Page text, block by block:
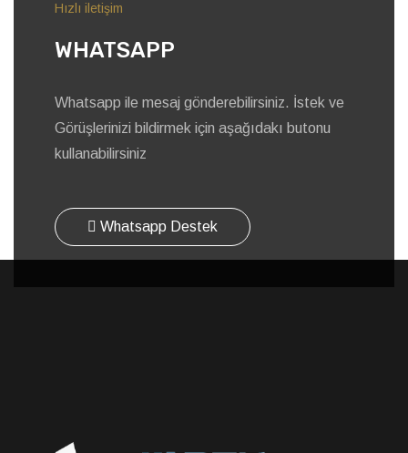
Hızlı iletişim
WHATSAPP
Whatsapp ile mesaj gönderebilirsiniz. İstek ve
Görüşlerinizi bildirmek için aşağıdakı butonu
kullanabilirsiniz
Whatsapp Destek